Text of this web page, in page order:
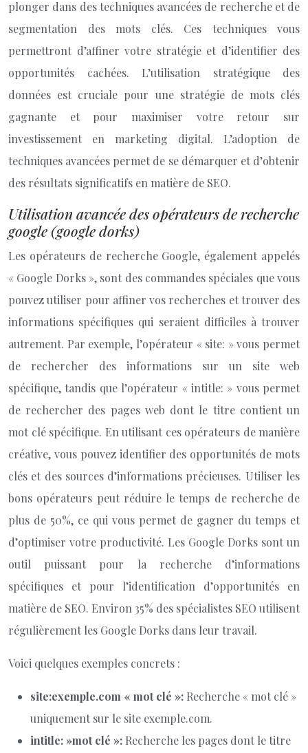
plonger dans des techniques avancées de recherche et de
segmentation des mots clés. Ces techniques vous
permettront d’affiner votre stratégie et d’identifier des
opportunités cachées. L’utilisation stratégique des
données est cruciale pour une stratégie de mots clés
gagnante et pour maximiser votre retour sur
investissement en marketing digital. L’adoption de
techniques avancées permet de se démarquer et d’obtenir
des résultats significatifs en matière de SEO.
Utilisation avancée des opérateurs de recherche
google (google dorks)
Les opérateurs de recherche Google, également appelés
« Google Dorks », sont des commandes spéciales que vous
pouvez utiliser pour affiner vos recherches et trouver des
informations spécifiques qui seraient difficiles à trouver
autrement. Par exemple, l’opérateur « site: » vous permet
de rechercher des informations sur un site web
spécifique, tandis que l’opérateur « intitle: » vous permet
de rechercher des pages web dont le titre contient un
mot clé spécifique. En utilisant ces opérateurs de manière
créative, vous pouvez identifier des opportunités de mots
clés et des sources d’informations précieuses. Utiliser les
bons opérateurs peut réduire le temps de recherche de
plus de 50%, ce qui vous permet de gagner du temps et
d’optimiser votre productivité. Les Google Dorks sont un
outil puissant pour la recherche d’informations
spécifiques et pour l’identification d’opportunités en
matière de SEO. Environ 35% des spécialistes SEO utilisent
régulièrement les Google Dorks dans leur travail.
Voici quelques exemples concrets :
site:exemple.com « mot clé »: Recherche « mot clé »
uniquement sur le site exemple.com.
intitle: »mot clé »: Recherche les pages dont le titre